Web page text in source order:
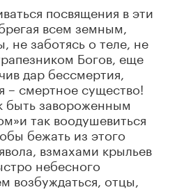
посвящения в эти
всем земным,
не заботясь о теле, не
Богов, еще
дар бессмертия,
– смертное существо!
быть завороженным
так воодушевиться
бежать из этого
взмахами крыльев
небесного
возбуждаться, отцы,